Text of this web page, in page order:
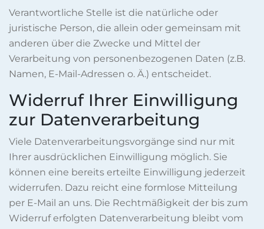
Verantwortliche Stelle ist die natürliche oder
juristische Person, die allein oder gemeinsam mit
anderen über die Zwecke und Mittel der
Verarbeitung von personenbezogenen Daten (z.B.
Namen, E-Mail-Adressen o. Ä.) entscheidet.
Widerruf Ihrer Einwilligung
zur Datenverarbeitung
Viele Datenverarbeitungsvorgänge sind nur mit
Ihrer ausdrücklichen Einwilligung möglich. Sie
können eine bereits erteilte Einwilligung jederzeit
widerrufen. Dazu reicht eine formlose Mitteilung
per E-Mail an uns. Die Rechtmäßigkeit der bis zum
Widerruf erfolgten Datenverarbeitung bleibt vom